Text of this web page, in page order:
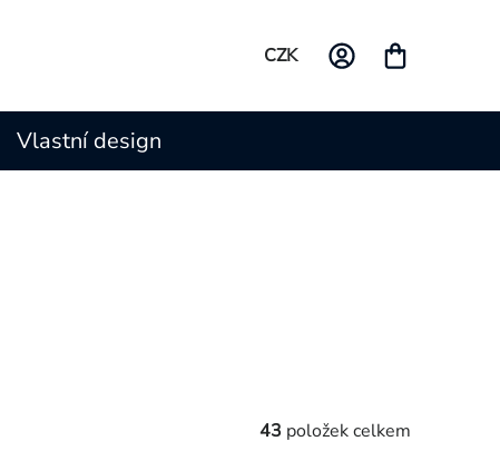
CZK
Vlastní design
43 položek celkem